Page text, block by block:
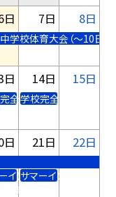
③（東中）
日
学校体育大会（～10日）
7日 8日
日
全閉庁
14日
学校完全閉庁
15日
ッシュ①
会
日
イングリッシュ②
21日
サマーイングリッシュ
22日